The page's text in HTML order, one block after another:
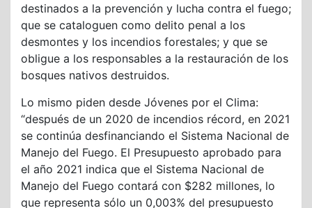
destinados a la prevención y lucha contra el fuego;
que se cataloguen como delito penal a los
desmontes y los incendios forestales; y que se
obligue a los responsables a la restauración de los
bosques nativos destruidos.
Lo mismo piden desde Jóvenes por el Clima:
“después de un 2020 de incendios récord, en 2021
se continúa desfinanciando el Sistema Nacional de
Manejo del Fuego. El Presupuesto aprobado para
el año 2021 indica que el Sistema Nacional de
Manejo del Fuego contará con $282 millones, lo
que representa sólo un 0,003% del presupuesto